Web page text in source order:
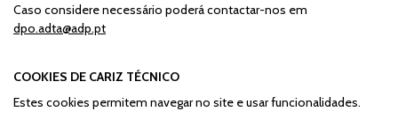
Caso considere necessário poderá contactar-nos em
dpo.adta@adp.pt
COOKIES DE CARIZ TÉCNICO
Estes cookies permitem navegar no site e usar funcionalidades.